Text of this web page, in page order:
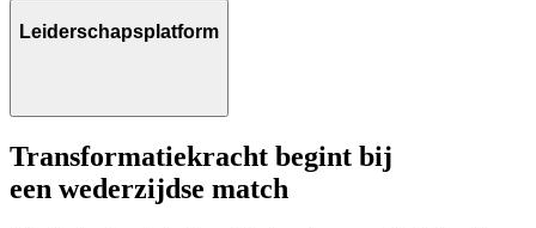
Leiderschapsplatform
Transformatiekracht begint bij
een wederzijdse match